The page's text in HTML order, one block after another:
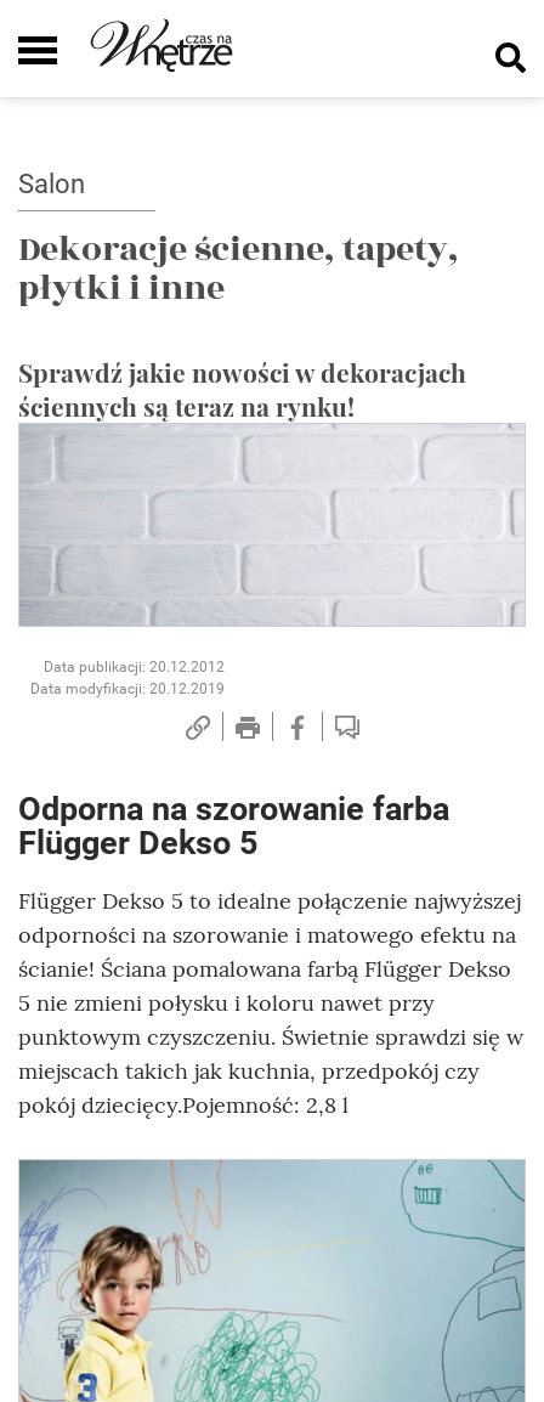
Salon
Dekoracje ścienne, tapety,
płytki i inne
Sprawdź jakie nowości w dekoracjach
ściennych są teraz na rynku!
Data publikacji: 20.12.2012
Data modyfikacji: 20.12.2019
Odporna na szorowanie farba
Flügger Dekso 5
Flügger Dekso 5 to idealne połączenie najwyższej
odporności na szorowanie i matowego efektu na
ścianie! Ściana pomalowana farbą Flügger Dekso
5 nie zmieni połysku i koloru nawet przy
punktowym czyszczeniu. Świetnie sprawdzi się w
miejscach takich jak kuchnia, przedpokój czy
pokój dziecięcy.Pojemność: 2,8 l